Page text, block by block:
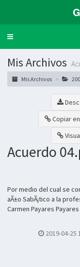
Toggle
Mis Archivos
Mis Archivos
Copiar
Acuerdo
Por medio del cual se
aÃ±o SabÃ¡tico a la
Carmen Payares Payares
2019-04-25